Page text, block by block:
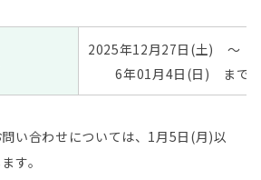
2025年12月27日(土) ～
6年01月4日(日) まで
い合わせについては、1月5日(月)以
す。